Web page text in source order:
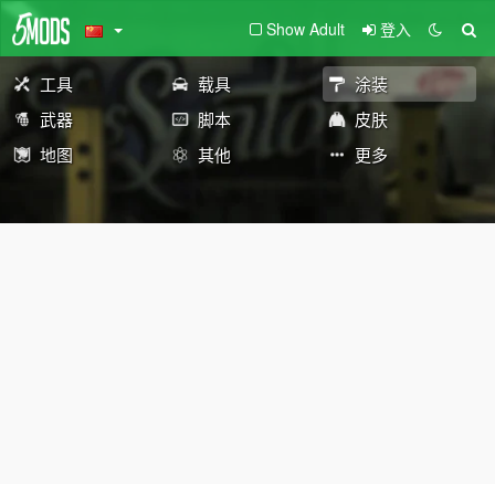
Show Adult 登入
工具 载具
涂装
武器
脚本
皮肤
地图
其他 更多